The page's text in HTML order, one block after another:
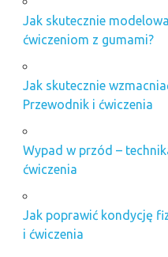
Jak skutecznie
ćwiczeniom z gumami?
Jak skutecznie
Przewodnik i ćwiczenia
Wypad w przód –
ćwiczenia
Jak poprawić kondycję
i ćwiczenia